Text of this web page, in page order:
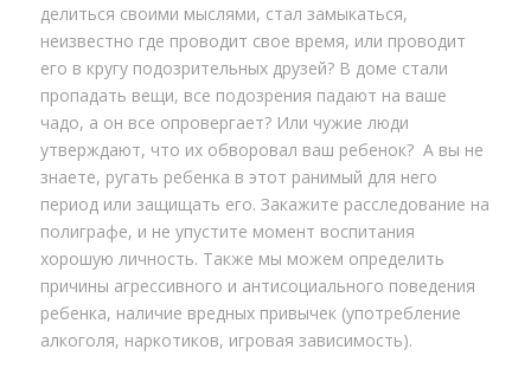
делиться своими мыслями, стал замыкаться,
неизвестно где проводит свое время, или проводит
его в кругу подозрительных друзей? В доме стали
пропадать вещи, все подозрения падают на ваше
чадо, а он все опровергает? Или чужие люди
утверждают, что их обворовал ваш ребенок? А вы не
знаете, ругать ребенка в этот ранимый для него
период или защищать его. Закажите расследование на
полиграфе, и не упустите момент воспитания
хорошую личность. Также мы можем определить
причины агрессивного и антисоциального поведения
ребенка, наличие вредных привычек (употребление
алкоголя, наркотиков, игровая зависимость).